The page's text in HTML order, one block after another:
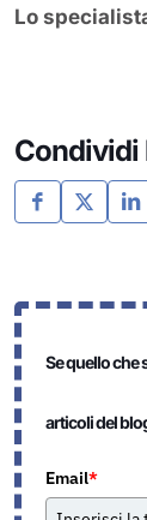
Lo
Se quello che
articoli del
Email*